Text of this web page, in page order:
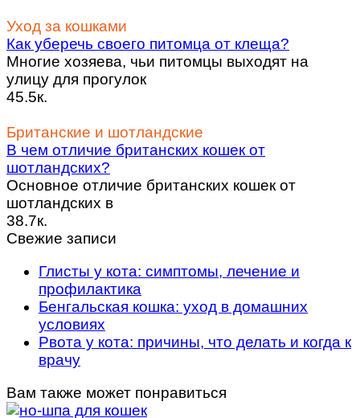
Уход за кошками
Как уберечь своего питомца от клеща?
Многие хозяева, чьи питомцы выходят на
улицу для прогулок
45.5к.
Британские и шотландские
В чем отличие британских кошек от
шотландских?
Основное отличие британских кошек от
шотландских в
38.7к.
Свежие записи
Глисты у кота: симптомы, лечение и
профилактика
Бенгальская кошка: уход в домашних
условиях
Рвота у кота: причины, что делать и когда к
врачу
Вам также может понравиться